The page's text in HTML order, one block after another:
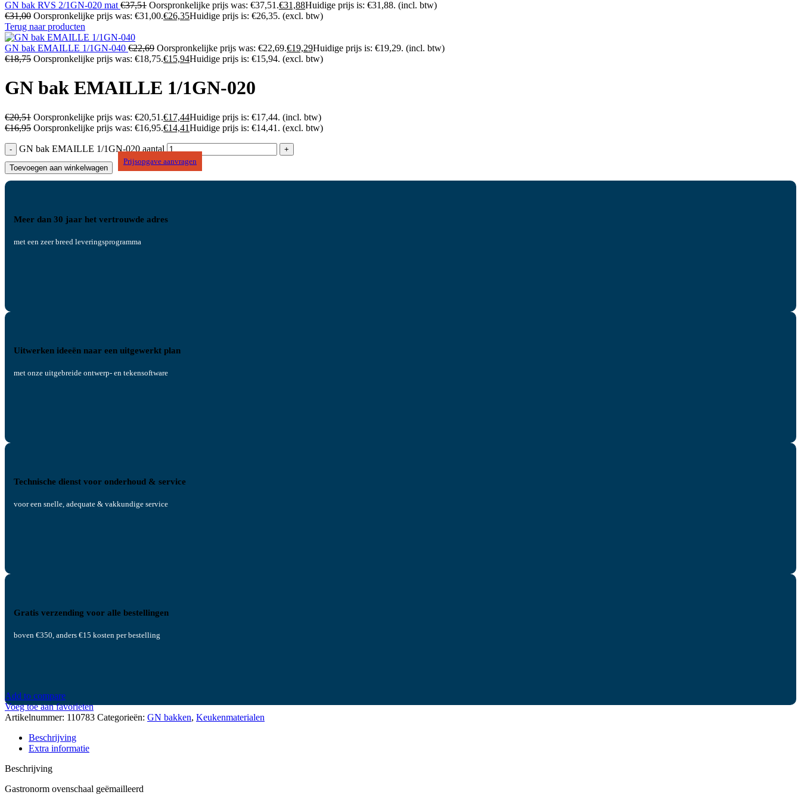
GN bak RVS 2/1GN-020 mat €37,51 Oorspronkelijke prijs was: €37,51.€31,88Huidige prijs is: €31,88. (incl. btw)
€31,00 Oorspronkelijke prijs was: €31,00.€26,35Huidige prijs is: €26,35. (excl. btw)
Terug naar producten
GN bak EMAILLE 1/1GN-040 €22,69 Oorspronkelijke prijs was: €22,69.€19,29Huidige prijs is: €19,29. (incl. btw)
€18,75 Oorspronkelijke prijs was: €18,75.€15,94Huidige prijs is: €15,94. (excl. btw)
GN bak EMAILLE 1/1GN-020
€20,51 Oorspronkelijke prijs was: €20,51.€17,44Huidige prijs is: €17,44. (incl. btw)
€16,95 Oorspronkelijke prijs was: €16,95.€14,41Huidige prijs is: €14,41. (excl. btw)
GN bak EMAILLE 1/1GN-020 aantal
Toevoegen aan winkelwagen
Prijsopgave aanvragen
Meer dan 30 jaar het vertrouwde adres
met een zeer breed leveringsprogramma
Uitwerken ideeën naar een uitgewerkt plan
met onze uitgebreide ontwerp- en tekensoftware
Technische dienst voor onderhoud & service
voor een snelle, adequate & vakkundige service
Gratis verzending voor alle bestellingen
boven €350, anders €15 kosten per bestelling
Add to compare
Voeg toe aan favorieten
Artikelnummer: 110783 Categorieën: GN bakken, Keukenmaterialen
Beschrijving
Extra informatie
Beschrijving
Gastronorm ovenschaal geëmailleerd